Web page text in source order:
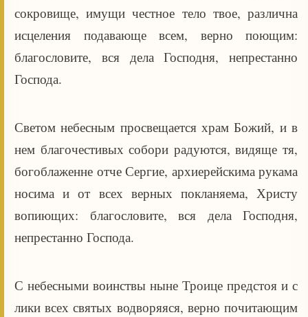
сокровище, имущи честное тело твое, различна
исцеления подавающе всем, верно поющим:
благословите, вся дела Господня, непрестанно
Господа.
Светом небесным просвещается храм Божий, и в
нем благочестивых собори радуются, видяще тя,
богоблаженне отче Сергие, архиерейскима рукама
носима и от всех верных покланяема, Христу
вопиющих: благословите, вся дела Господня,
непрестанно Господа.
С небесными воинствы ныне Троице предстоя и с
лики всех святых водворяяся, верно почитающим